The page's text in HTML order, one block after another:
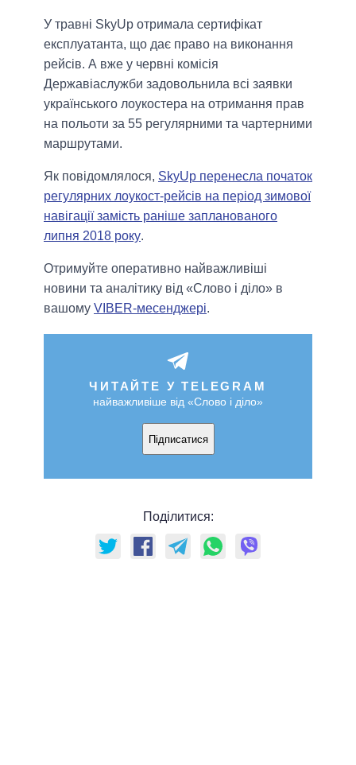
У травні SkyUp отримала сертифікат
експлуатанта, що дає право на виконання
рейсів. А вже у червні комісія
Державіаслужби задовольнила всі заявки
українського лоукостера на отримання прав
на польоти за 55 регулярними та чартерними
маршрутами.
Як повідомлялося, SkyUp перенесла початок
регулярних лоукост-рейсів на період зимової
навігації замість раніше запланованого
липня 2018 року.
Отримуйте оперативно найважливіші
новини та аналітику від «Слово і діло» в
вашому VIBER-месенджері.
ЧИТАЙТЕ У TELEGRAM
найважливіше від «Слово і діло»
Підписатися
Поділитися: